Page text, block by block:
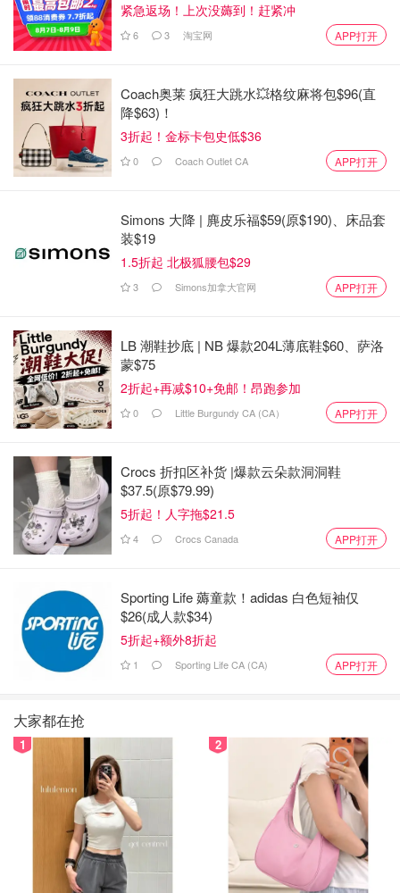
紧急返场！上次没薅到！赶紧冲
6 3 淘宝网 APP打开
Coach奥莱 疯狂大跳水💥格纹麻将包$96(直
降$63)！
3折起！金标卡包史低$36
0 Coach Outlet CA APP打开
Simons 大降 | 麂皮乐福$59(原$190)、床品套
装$19
1.5折起 北极狐腰包$29
3 Simons加拿大官网 APP打开
LB 潮鞋抄底 | NB 爆款204L薄底鞋$60、萨洛
蒙$75
2折起+再减$10+免邮！昂跑参加
0 Little Burgundy CA (CA） APP打开
Crocs 折扣区补货 |爆款云朵款洞洞鞋
$37.5(原$79.99)
5折起！人字拖$21.5
4 Crocs Canada APP打开
Sporting Life 薅童款！adidas 白色短袖仅
$26(成人款$34)
5折起+额外8折起
1 Sporting Life CA (CA) APP打开
大家都在抢
1 2